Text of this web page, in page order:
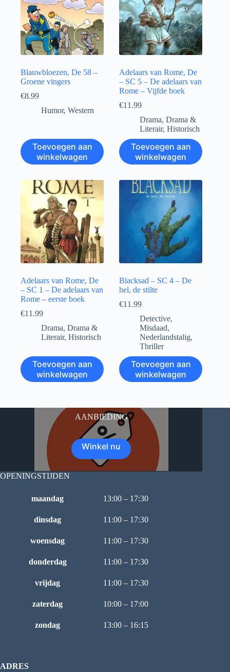
Blauwbloezen, De 58 –
Groene vingers
€8.99
Humor, Western
Toevoegen aan
winkelwagen
Adelaars van Rome, De
– SC 5 – De adelaars van
Rome – Vijfde boek
€11.99
Drama,Drama &
Literair,Historisch
Toevoegen aan
winkelwagen
Adelaars van Rome, De
– SC 1 – De adelaars van
Rome – eerste boek
€11.99
Drama, Drama &
Literair, Historisch
Toevoegen aan
winkelwagen
Blacksad – SC 4 – De
hel, de stilte
€11.99
Detective,
Misdaad,
Nederlandstalig,
Thriller
Toevoegen aan
winkelwagen
AANBIEDING
Winkel nu
OPENINGSTIJDEN
maandag 13:00 – 17:30
dinsdag 11:00 – 17:30
woensdag 11:00 – 17:30
donderdag 11:00 – 17:30
vrijdag 11:00 – 17:30
zaterdag 10:00 – 17:00
zondag 13:00 – 16:15
ADRES